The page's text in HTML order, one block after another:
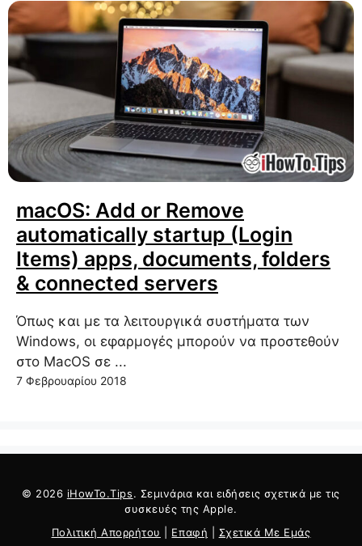
macOS: Add or Remove
automatically startup (Login
Items) apps, documents, folders
& connected servers
Όπως και με τα λειτουργικά συστήματα των
Windows, οι εφαρμογές μπορούν να προστεθούν
στο MacOS σε ...
7 Φεβρουαρίου 2018
© 2026 iHowTo.Tips. Σεμινάρια και ειδήσεις σχετικά με τις
συσκευές της Apple.
Πολιτική Απορρήτου
Επαφή Σχετικά Με Εμάς